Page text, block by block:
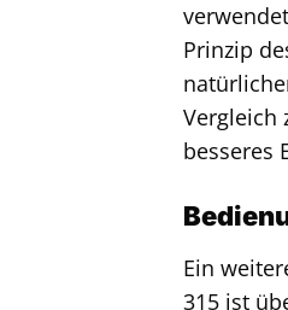
Prinzip
Vergleich
besseres
Ein
315 ist